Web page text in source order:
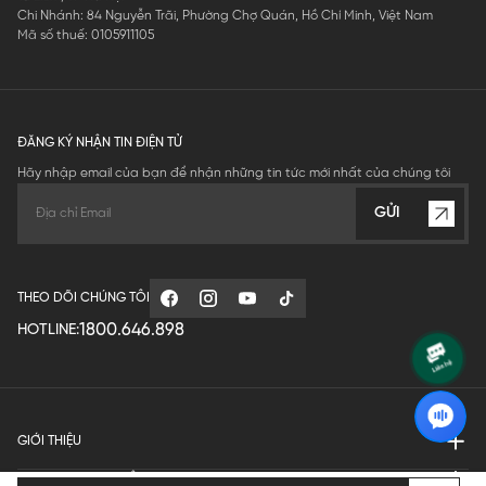
Chi Nhánh: 84 Nguyễn Trãi, Phường Chợ Quán, Hồ Chí Minh, Việt Nam
Mã số thuế: 0105911105
ĐĂNG KÝ NHẬN TIN ĐIỆN TỬ
Hãy nhập email của bạn để nhận những tin tức mới nhất của chúng tôi
GỬI
THEO DÕI CHÚNG TÔI
HOTLINE:1800.646.898
GIỚI THIỆU
QUY ĐỊNH HOẠT ĐỘNG